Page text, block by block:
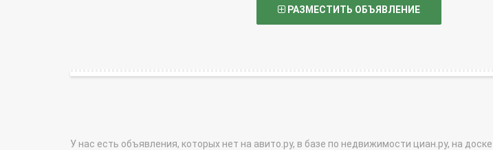
РАЗМЕСТИТЬ ОБЪЯВЛЕНИЕ
У нас есть объявления, которых нет на авито.ру, в базе по недвижимости циан.ру, на